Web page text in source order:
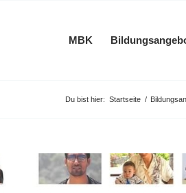
MBK
Du bist hier: Startseite /